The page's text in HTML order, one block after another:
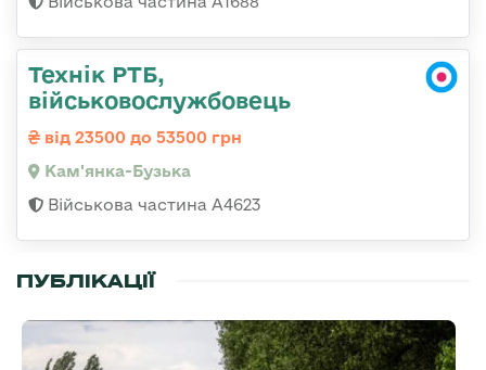
Технік РТБ,
військовослужбовець
від 23500 до 53500 грн
Кам'янка-Бузька
Військова частина А4623
ПУБЛІКАЦІЇ